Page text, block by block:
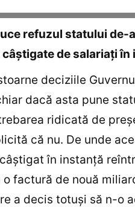
refuzul statului de-
de salariaţi în
deciziile
dacă asta pune
ridicată de
că nu. De unde
în instanţă
factură de nouă
a decis totuşi să n-o